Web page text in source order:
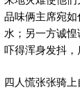
品味俩主席宛
水；另一方诚
吓得浑身发抖，
四人慌张张骑